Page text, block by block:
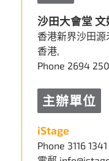
沙田大會堂 文
香港新界沙田源
香港,
Phone 2694
主辦單位
iStage
Phone 3116 1341